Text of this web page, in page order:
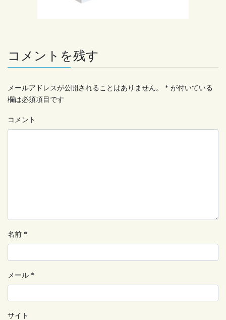
コメントを残す
メールアドレスが公開されることはありません。 * が付いている
欄は必須項目です
コメント
名前 *
メール *
サイト